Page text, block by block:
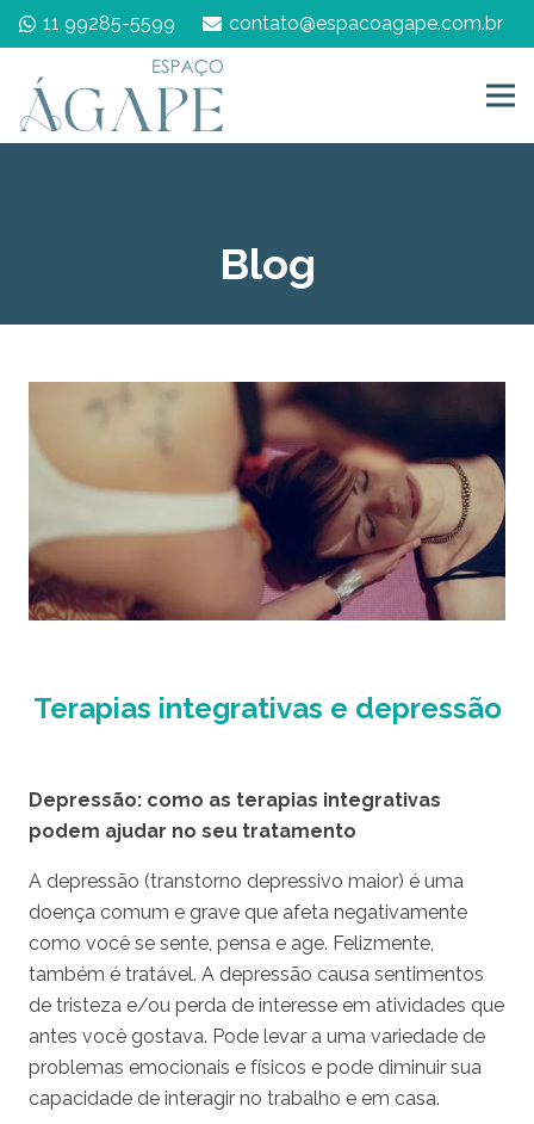
11 99285-5599 contato@espacoagape.com.br
Blog
Terapias integrativas e depressão
Depressão: como as terapias integrativas
podem ajudar no seu tratamento
A depressão (transtorno depressivo maior) é uma
doença comum e grave que afeta negativamente
como você se sente, pensa e age. Felizmente,
também é tratável. A depressão causa sentimentos
de tristeza e/ou perda de interesse em atividades que
antes você gostava. Pode levar a uma variedade de
problemas emocionais e físicos e pode diminuir sua
capacidade de interagir no trabalho e em casa.